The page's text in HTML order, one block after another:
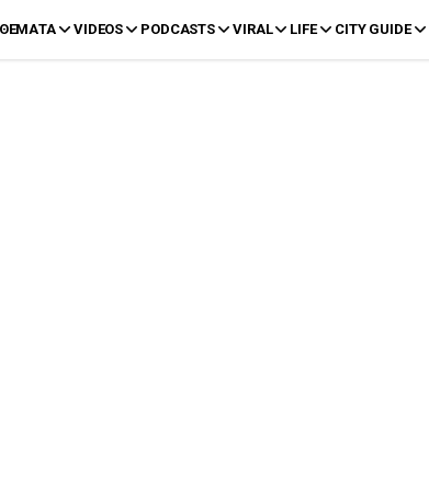
ΘΕΜΑΤΑ VIDEOS PODCASTS VIRAL LIFE CITY GUIDE